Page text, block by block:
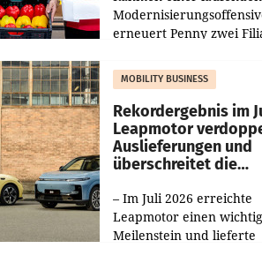
erneuert Penny zwei
Die beiden Standorte
Haag sowie im rund
MOBILITY BUSINESS
Rekordergebnis im
Leapmotor
Auslieferungen und
überschreitet die
– Im Juli 2026 erreichte
Leapmotor einen
Meilenstein und lieferte